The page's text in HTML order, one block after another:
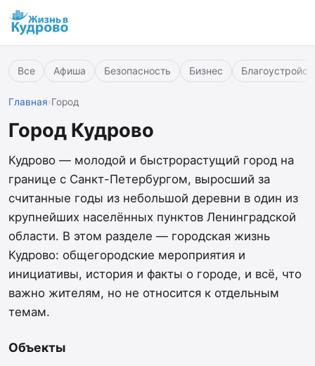
Все Афиша Безопасность Бизнес
Главная›Город
Город Кудрово
Кудрово — молодой и быстрорастущий город на
границе с Санкт-Петербургом, выросший за
считанные годы из небольшой деревни в один из
крупнейших населённых пунктов Ленинградской
области. В этом разделе — городская жизнь
Кудрово: общегородские мероприятия и
инициативы, история и факты о городе, и всё, что
важно жителям, но не относится к отдельным
темам.
Объекты